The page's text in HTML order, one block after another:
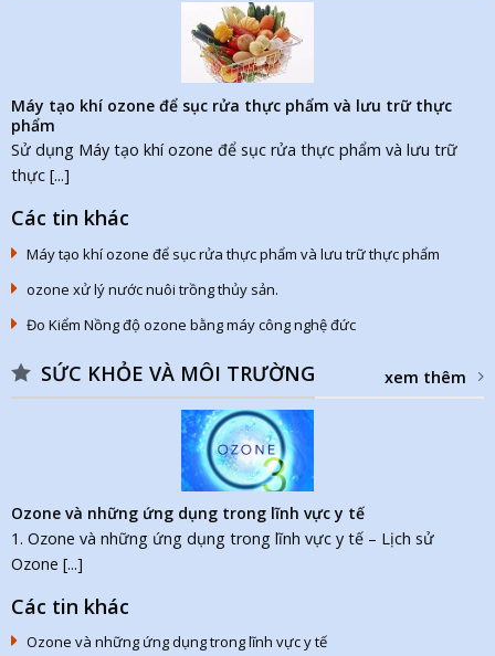
Máy tạo khí ozone để sục rửa thực phẩm và lưu trữ thực
phẩm
Sử dụng Máy tạo khí ozone để sục rửa thực phẩm và lưu trữ
thực [...]
Các tin khác
Máy tạo khí ozone để sục rửa thực phẩm và lưu trữ thực phẩm
ozone xử lý nước nuôi trồng thủy sản.
Đo Kiểm Nồng độ ozone bằng máy công nghệ đức
SỨC KHỎE VÀ MÔI TRƯỜNG xem thêm
Ozone và những ứng dụng trong lĩnh vực y tế
1. Ozone và những ứng dụng trong lĩnh vực y tế – Lịch sử
Ozone [...]
Các tin khác
Ozone và những ứng dụng trong lĩnh vực y tế